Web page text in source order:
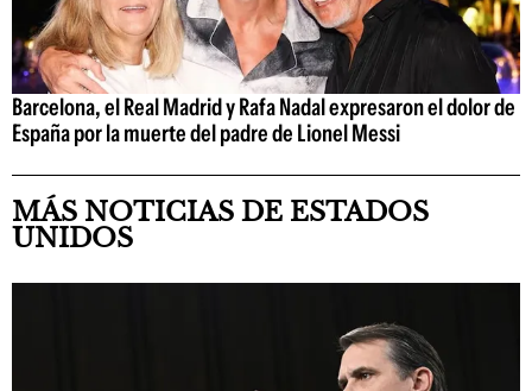
Barcelona, el Real Madrid y Rafa Nadal expresaron el dolor de
España por la muerte del padre de Lionel Messi
MÁS NOTICIAS DE ESTADOS
UNIDOS